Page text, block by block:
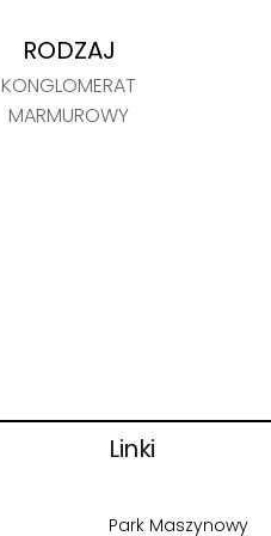
RODZAJ
KONGLOMERAT
MARMUROWY
Linki
Park Maszynowy